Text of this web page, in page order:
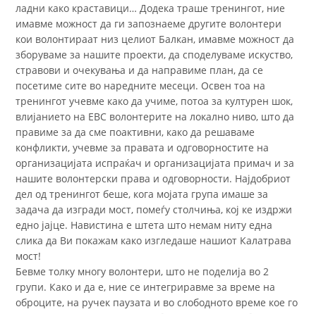
ладни како краставици… Додека траше тренингот, ние
имавме можност да ги запознаеме другите волонтери
кои волонтираат низ целиот Балкан, имавме можност да
зборуваме за нашите проекти, да споделуваме искуство,
стравови и очекувања и да направиме план, да се
посетиме сите во наредните месеци. Освен тоа на
тренингот учевме како да учиме, потоа за културен шок,
влијанието на ЕВС волонтерите на локално ниво, што да
правиме за да сме поактивни, како да решаваме
конфликти, учевме за правата и одговорностите на
организацијата испраќач и организацијата примач и за
нашите волонтерски права и одговорности. Најдобриот
дел од тренингот беше, кога мојата група имаше за
задача да изгради мост, помеѓу столчиња, кој ке издржи
едно јајце. Навистина е штета што немам ниту една
слика да Ви покажам како изгледаше нашиот Калатрава
мост!
Бевме толку многу волонтери, што не поделија во 2
групи. Како и да е, ние се интегриравме за време на
оброците, на ручек паузата и во слободното време кое го